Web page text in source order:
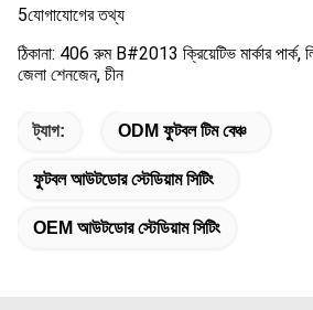
5যোগাযোগের তথ্য
ঠিকানা: 406 রুম B#2013 ক্রিয়েটিভ মার্কার
জেলা শেনজেন, চীন
ট্যাগ: ODM ফুটবল টিম বেঞ্চ
ফুটবল আউটডোর স্টেডিয়াম সিটিং
OEM আউটডোর স্টেডিয়াম সিটিং